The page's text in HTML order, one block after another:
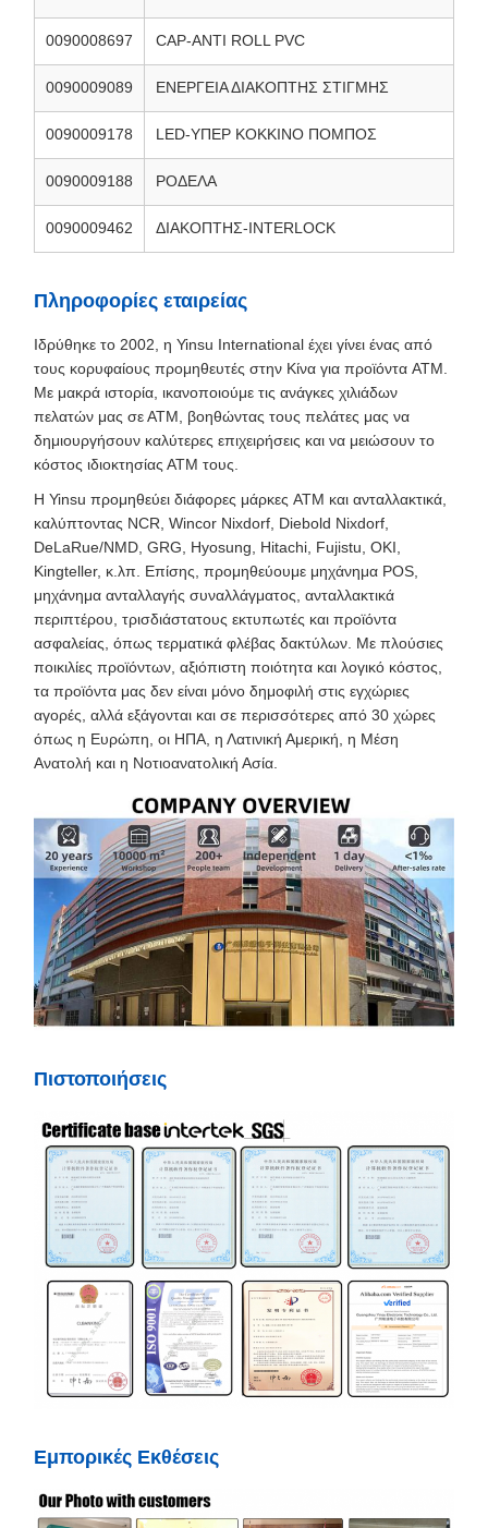
0090008697 CAP-ANTI ROLL PVC
0090009089 ΕΝΕΡΓΕΙΑ ΔΙΑΚΟΠΤΗΣ ΣΤΙΓΜΗΣ
0090009178 LED-ΥΠΕΡ ΚΟΚΚΙΝΟ ΠΟΜΠΟΣ
0090009188 ΡΟΔΕΛΑ
0090009462 ΔΙΑΚΟΠΤΗΣ-INTERLOCK
Πληροφορίες εταιρείας
Ιδρύθηκε το 2002, η Yinsu International έχει γίνει ένας από
τους κορυφαίους προμηθευτές στην Κίνα για προϊόντα ATM.
Με μακρά ιστορία, ικανοποιούμε τις ανάγκες χιλιάδων
πελατών μας σε ΑΤΜ, βοηθώντας τους πελάτες μας να
δημιουργήσουν καλύτερες επιχειρήσεις και να μειώσουν το
κόστος ιδιοκτησίας ΑΤΜ τους.
Η Yinsu προμηθεύει διάφορες μάρκες ATM και ανταλλακτικά,
καλύπτοντας NCR, Wincor Nixdorf, Diebold Nixdorf,
DeLaRue/NMD, GRG, Hyosung, Hitachi, Fujistu, OKI,
Kingteller, κ.λπ. Επίσης, προμηθεύουμε μηχάνημα POS,
μηχάνημα ανταλλαγής συναλλάγματος, ανταλλακτικά
περιπτέρου, τρισδιάστατους εκτυπωτές και προϊόντα
ασφαλείας, όπως τερματικά φλέβας δακτύλων. Με πλούσιες
ποικιλίες προϊόντων, αξιόπιστη ποιότητα και λογικό κόστος,
τα προϊόντα μας δεν είναι μόνο δημοφιλή στις εγχώριες
αγορές, αλλά εξάγονται και σε περισσότερες από 30 χώρες
όπως η Ευρώπη, οι ΗΠΑ, η Λατινική Αμερική, η Μέση
Ανατολή και η Νοτιοανατολική Ασία.
Πιστοποιήσεις
Εμπορικές Εκθέσεις